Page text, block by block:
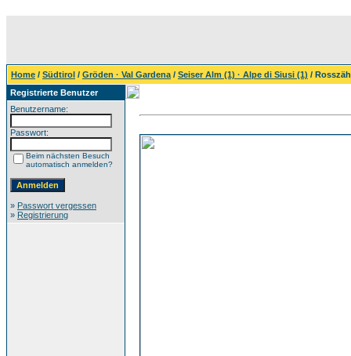
Home / Südtirol / Gröden · Val Gardena / Seiser Alm (1) · Alpe di Siusi (1) /
Registrierte Benutzer
Benutzername:
Passwort:
Beim nächsten Besuch
automatisch anmelden?
» Passwort vergessen
» Registrierung